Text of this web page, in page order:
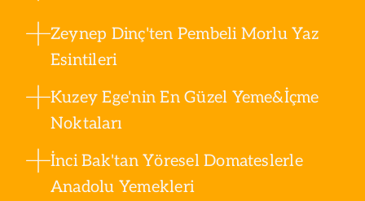
Zeynep Dinç'ten Pembeli Morlu Yaz
Esintileri
Kuzey Ege'nin En Güzel Yeme&İçme
Noktaları
İnci Bak'tan Yöresel Domateslerle
Anadolu Yemekleri